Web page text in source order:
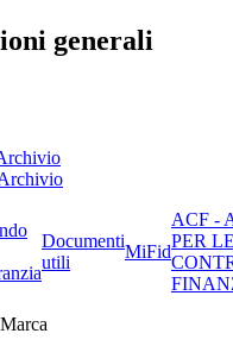
generali
Documenti
utili
MiFid
ACF -
PER LE